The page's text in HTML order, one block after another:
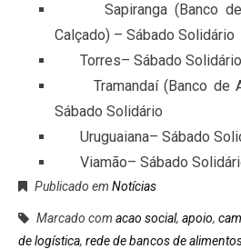
Sapiranga (Banco de
Calçado) – Sábado Solidário
Torres– Sábado Solidário
Tramandaí (Banco de
Sábado Solidário
Uruguaiana– Sábado
Viamão– Sábado
Publicado em Notícias
Marcado com acao social, apoio,
de logística, rede de bancos de